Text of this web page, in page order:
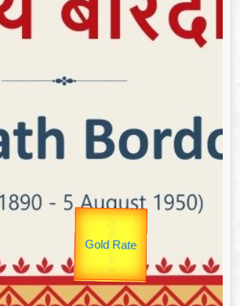
उप प्रधानमंत्री
Valentine's
उपराष्ट्रपति
यात्रा
Gold Rate unTV Special